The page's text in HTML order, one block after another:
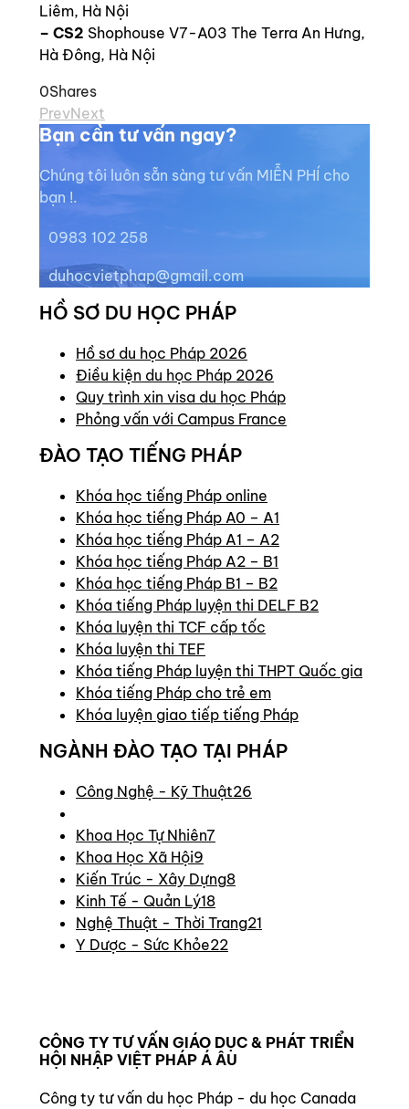
Liêm, Hà Nội
– CS2 Shophouse V7-A03 The Terra An Hưng,
Hà Đông, Hà Nội
0Shares
PrevNext
Bạn cần tư vấn ngay?
Chúng tôi luôn sẵn sàng tư vấn MIỄN PHÍ cho
bạn !.
0983 102 258
duhocvietphap@gmail.com
HỒ SƠ DU HỌC PHÁP
Hồ sơ du học Pháp 2026
Điều kiện du học Pháp 2026
Quy trình xin visa du học Pháp
Phỏng vấn với Campus France
ĐÀO TẠO TIẾNG PHÁP
Khóa học tiếng Pháp online
Khóa học tiếng Pháp A0 – A1
Khóa học tiếng Pháp A1 – A2
Khóa học tiếng Pháp A2 – B1
Khóa học tiếng Pháp B1 – B2
Khóa tiếng Pháp luyện thi DELF B2
Khóa luyện thi TCF cấp tốc
Khóa luyện thi TEF
Khóa tiếng Pháp luyện thi THPT Quốc gia
Khóa tiếng Pháp cho trẻ em
Khóa luyện giao tiếp tiếng Pháp
NGÀNH ĐÀO TẠO TẠI PHÁP
Công Nghệ - Kỹ Thuật26
Khoa Học Tự Nhiên7
Khoa Học Xã Hội9
Kiến Trúc - Xây Dựng8
Kinh Tế - Quản Lý18
Nghệ Thuật - Thời Trang21
Y Dược - Sức Khỏe22
CÔNG TY TƯ VẤN GIÁO DỤC & PHÁT TRIỂN
HỘI NHẬP VIỆT PHÁP Á ÂU
Công ty tư vấn du học Pháp - du học Canada